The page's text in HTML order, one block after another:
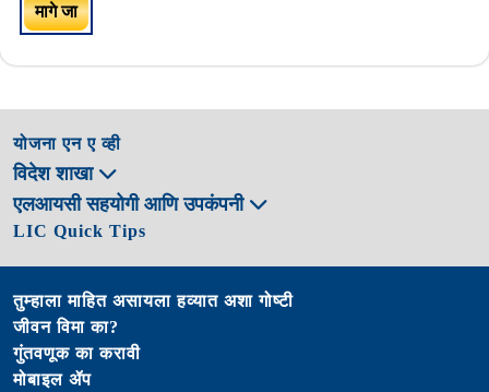
मागे जा
योजना एन ए व्ही
विदेश शाखा
एलआयसी सहयोगी आणि उपकंपनी
LIC Quick Tips
तुम्हाला माहित असायला हव्यात अशा गोष्टी
जीवन विमा का?
गुंतवणूक का करावी
मोबाइल ॲप